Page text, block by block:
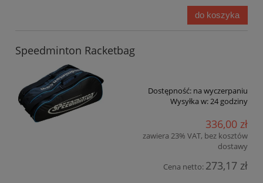
do koszyka
Speedminton Racketbag
Dostępność: na wyczerpaniu
Wysyłka w: 24 godziny
336,00 zł
zawiera 23% VAT, bez kosztów
dostawy
Cena netto: 273,17 zł